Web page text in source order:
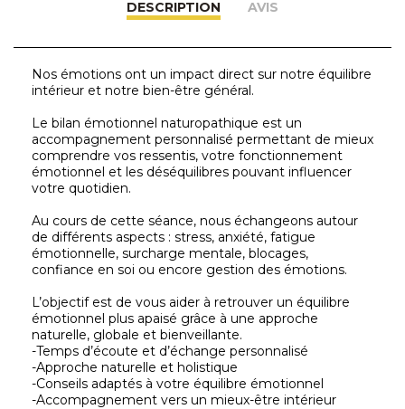
DESCRIPTION AVIS
Nos émotions ont un impact direct sur notre équilibre
intérieur et notre bien-être général.
Le bilan émotionnel naturopathique est un
accompagnement personnalisé permettant de mieux
comprendre vos ressentis, votre fonctionnement
émotionnel et les déséquilibres pouvant influencer
votre quotidien.
Au cours de cette séance, nous échangeons autour
de différents aspects : stress, anxiété, fatigue
émotionnelle, surcharge mentale, blocages,
confiance en soi ou encore gestion des émotions.
L’objectif est de vous aider à retrouver un équilibre
émotionnel plus apaisé grâce à une approche
naturelle, globale et bienveillante.
-Temps d’écoute et d’échange personnalisé
-Approche naturelle et holistique
-Conseils adaptés à votre équilibre émotionnel
-Accompagnement vers un mieux-être intérieur